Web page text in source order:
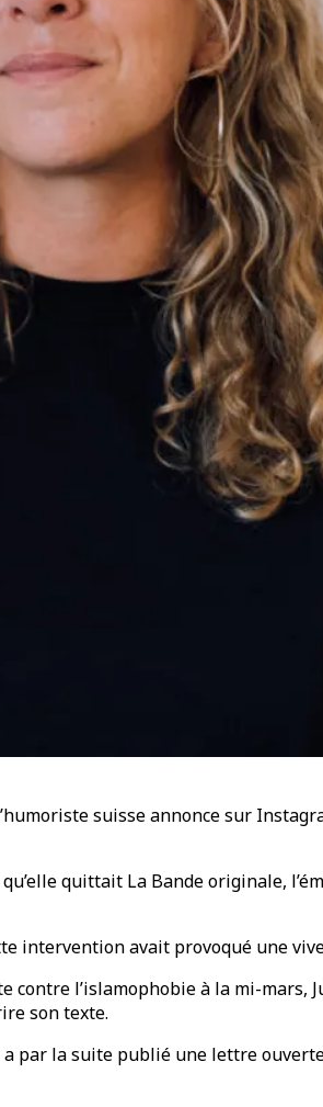
suisse annonce sur
quittait La Bande originale,
intervention avait provoqué une
contre l’islamophobie à la mi-mars,
son texte.
par la suite publié une lettre